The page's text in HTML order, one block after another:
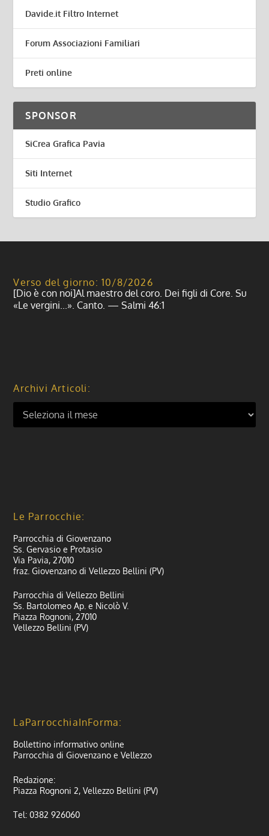
Davide.it Filtro Internet
Forum Associazioni Familiari
Preti online
SPONSOR
SiCrea Grafica Pavia
Siti Internet
Studio Grafico
Verso del giorno: 10/8/2026
[Dio è con noi]Al maestro del coro. Dei figli di Core. Su
«Le vergini...». Canto. — Salmi 46:1
Archivi Articoli:
Le Parrocchie:
Parrocchia di Giovenzano
Ss. Gervasio e Protasio
Via Pavia, 27010
fraz. Giovenzano di Vellezzo Bellini (PV)
Parrocchia di Vellezzo Bellini
Ss. Bartolomeo Ap. e Nicolò V.
Piazza Rognoni, 27010
Vellezzo Bellini (PV)
LaParrocchiaInForma:
Bollettino informativo online
Parrocchia di Giovenzano e Vellezzo
Redazione:
Piazza Rognoni 2, Vellezzo Bellini (PV)
Tel: 0382 926060